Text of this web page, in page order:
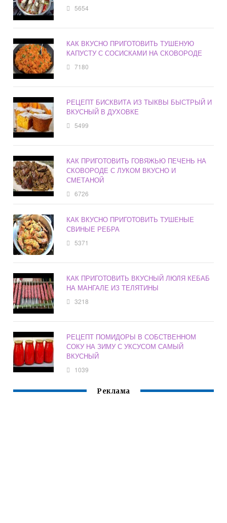
5654
КАК ВКУСНО ПРИГОТОВИТЬ ТУШЕНУЮ
КАПУСТУ С СОСИСКАМИ НА СКОВОРОДЕ
7180
РЕЦЕПТ БИСКВИТА ИЗ ТЫКВЫ БЫСТРЫЙ И
ВКУСНЫЙ В ДУХОВКЕ
5499
КАК ПРИГОТОВИТЬ ГОВЯЖЬЮ ПЕЧЕНЬ НА
СКОВОРОДЕ С ЛУКОМ ВКУСНО И
СМЕТАНОЙ
6726
КАК ВКУСНО ПРИГОТОВИТЬ ТУШЕНЫЕ
СВИНЫЕ РЕБРА
5371
КАК ПРИГОТОВИТЬ ВКУСНЫЙ ЛЮЛЯ КЕБАБ
НА МАНГАЛЕ ИЗ ТЕЛЯТИНЫ
3218
РЕЦЕПТ ПОМИДОРЫ В СОБСТВЕННОМ
СОКУ НА ЗИМУ С УКСУСОМ САМЫЙ
ВКУСНЫЙ
1039
Реклама